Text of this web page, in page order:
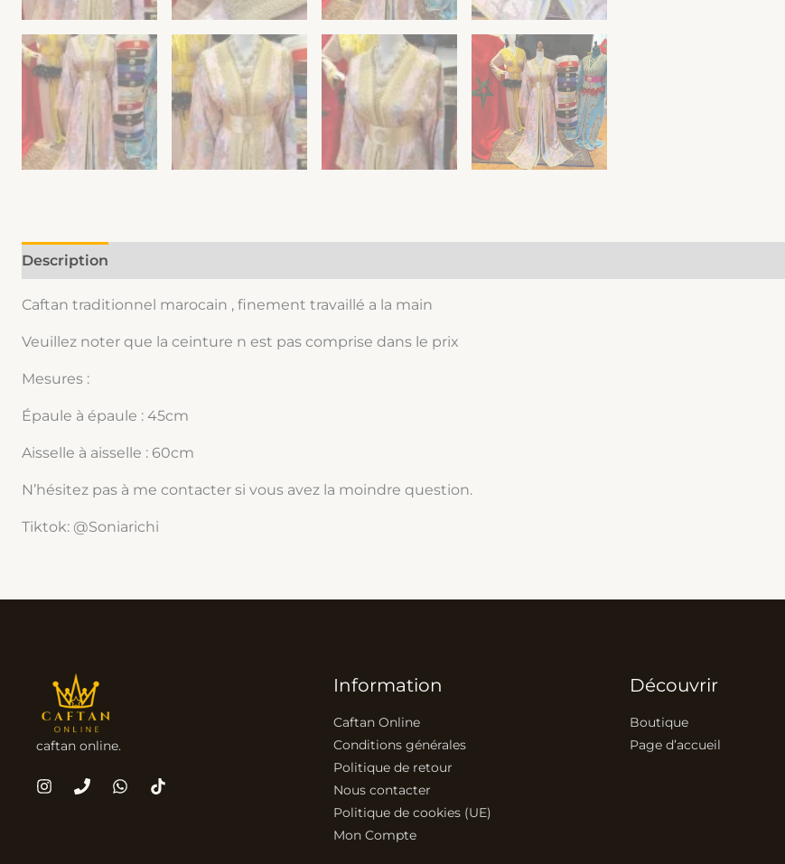
Description
Caftan traditionnel marocain , finement travaillé a la main
Veuillez noter que la ceinture n est pas comprise dans le prix
Mesures :
Épaule à épaule : 45cm
Aisselle à aisselle : 60cm
N’hésitez pas à me contacter si vous avez la moindre question.
Tiktok: @Soniarichi
caftan online.
Information
Caftan Online
Conditions générales
Politique de retour
Nous contacter
Politique de cookies (UE)
Mon Compte
Découvrir
Boutique
Page d’accueil